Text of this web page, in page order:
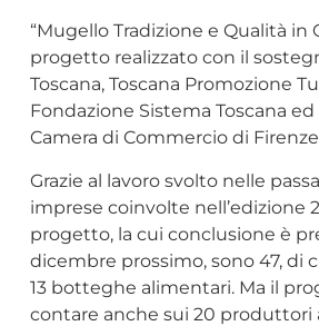
“Mugello Tradizione e Qualità in
progetto realizzato con il
Toscana, Toscana Promozione
Fondazione Sistema Toscana
Camera di Commercio di
Grazie al lavoro svolto nelle
imprese coinvolte nell’edizione
progetto, la cui conclusione è
dicembre prossimo, sono 47, di
13 botteghe alimentari. Ma il
contare anche sui 20 produttori